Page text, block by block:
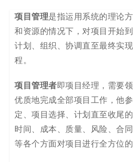
无
代
解
决
方
案
项目管理是指运用系统的理论
和资源的情况下，对项目开始
计划、组织、协调直至最终实
程。
项目管理者即项目经理，需要
优质地完成全部项目工作，他
定、项目选择、计划直至收尾
时间、成本、质量、风险、合
等各个方面对项目进行全方位的